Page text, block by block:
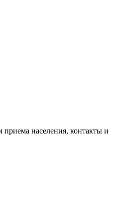
населения, контакты и